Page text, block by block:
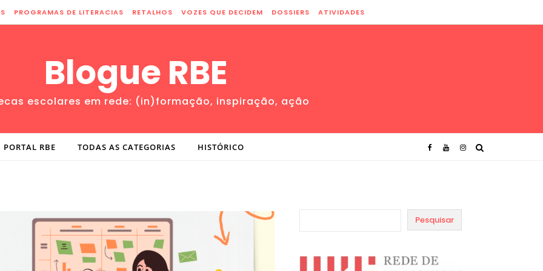
PROGRAMAS DE LITERACIAS RETALHOS VOZES QUE DECIDEM DOSSIERS ATIVIDADES
Blogue RBE
escolares em rede: (in)formação, inspiração, ação
PORTAL RBE TODAS AS CATEGORIAS HISTÓRICO
Pesquisar